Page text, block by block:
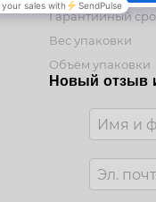
Гарантийный
Вес упаковки
Объём упаковки
Новый отзыв